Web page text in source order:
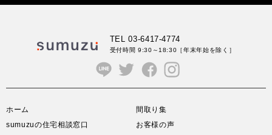
TEL 03-6417-4774
受付時間 9:30～18:30 ［年末年始を除く］
ホーム
sumuzuの住宅相談窓口
間取り集
お客様の声